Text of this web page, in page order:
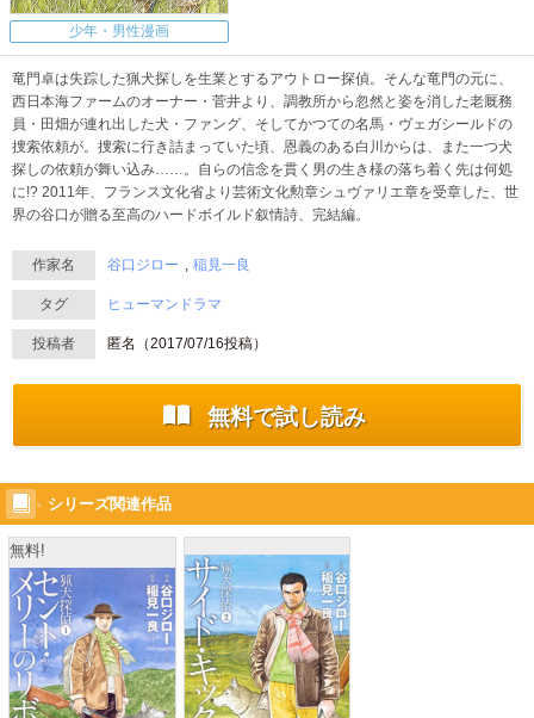
少年・男性漫画
竜門卓は失踪した猟犬探しを生業とするアウトロー探偵。そんな竜門の元に、
西日本海ファームのオーナー・菅井より、調教所から忽然と姿を消した老厩務
員・田畑が連れ出した犬・ファング、そしてかつての名馬・ヴェガシールドの
捜索依頼が。捜索に行き詰まっていた頃、恩義のある白川からは、また一つ犬
探しの依頼が舞い込み……。自らの信念を貫く男の生き様の落ち着く先は何処
に!? 2011年、フランス文化省より芸術文化勲章シュヴァリエ章を受章した、世
界の谷口が贈る至高のハードボイルド叙情詩、完結編。
作家名 谷口ジロー 稲見一良
タグ ヒューマンドラマ
投稿者 匿名（2017/07/16投稿）
無料で試し読み
シリーズ関連作品
無料!